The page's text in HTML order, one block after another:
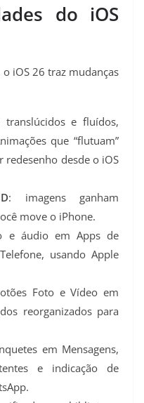
do iOS
iOS 26 traz mudanças
translúcidos e fluídos,
que “flutuam”
desde o iOS
: imagens ganham
move o iPhone.
e áudio em Apps de
usando Apple
Foto e Vídeo em
reorganizados para
em Mensagens,
e indicação de